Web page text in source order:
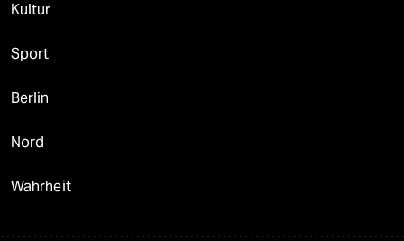
Kultur
Sport
Berlin
Nord
Wahrheit